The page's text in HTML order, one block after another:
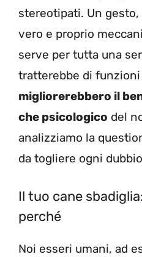
stereotipati. Un
vero e proprio
serve per tutta una
tratterebbe di funzioni
migliorerebbero il
che psicologico del
analizziamo la
da togliere ogni
Il tuo cane
perché
Noi esseri umani, ad